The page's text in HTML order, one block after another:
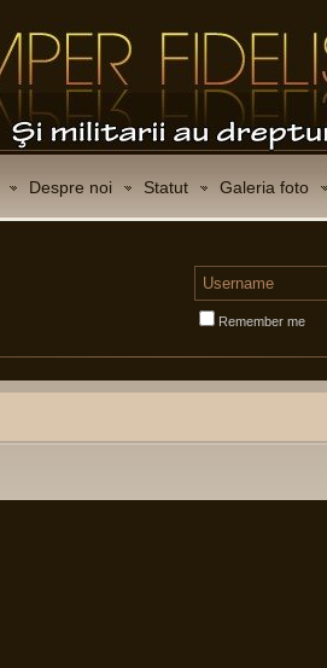
Despre noi Statut Galeria foto
Remember me